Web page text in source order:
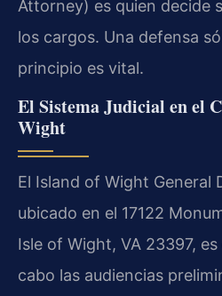
Attorney) es quien decide
los cargos. Una defensa
principio es vital.
El Sistema Judicial en el
Wight
El Island of Wight General
ubicado en el 17122
Isle of Wight, VA 23397,
cabo las audiencias